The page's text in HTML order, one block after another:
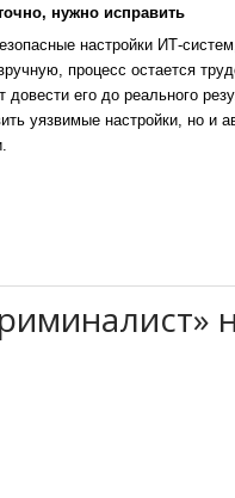
нужно исправить
настройки ИТ-
процесс остается
его до реального
уязвимые настройки, но и